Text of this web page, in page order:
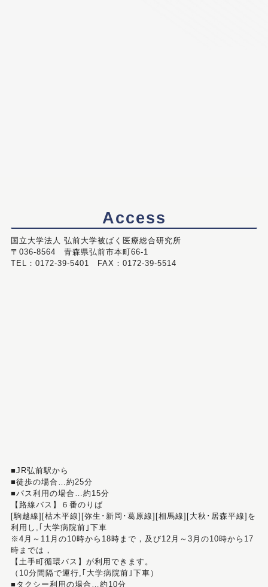
Access
国立大学法人 弘前大学被ばく医療総合研究所
〒036-8564 青森県弘前市本町66-1
TEL：0172-39-5401 FAX：0172-39-5514
■JR弘前駅から
■徒歩の場合…約25分
■バス利用の場合…約15分
【路線バス】６番のりば
[駒越線][枯木平線][弥生･新岡･葛原線][相馬線][大秋･居森平線]を
利用し,｢大学病院前｣下車
※4月～11月の10時から18時まで，及び12月～3月の10時から17
時までは，
【土手町循環バス】が利用できます。
（10分間隔で運行,｢大学病院前｣下車）
■タクシー利用の場合…約10分